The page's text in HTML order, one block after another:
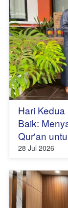
Hari
Baik:
Qur'an
28 Jul 2026